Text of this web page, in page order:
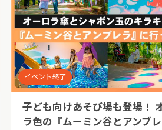
イベント終了
子ども向けあそび場も登場！
ラ色の『ムーミン谷とアンブ